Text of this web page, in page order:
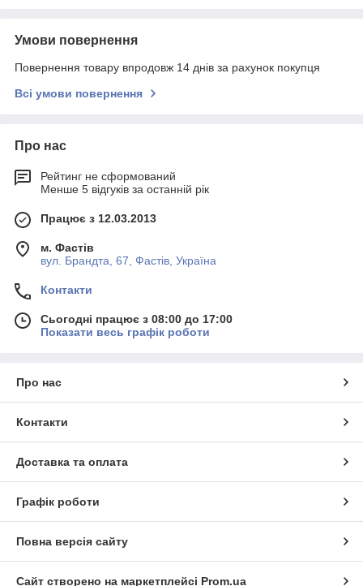
Умови повернення
Повернення товару впродовж 14 днів за рахунок покупця
Всі умови повернення
Про нас
Рейтинг не сформований
Менше 5 відгуків за останній рік
Працює з 12.03.2013
м. Фастів
вул. Брандта, 67, Фастів, Україна
Контакти
Сьогодні працює з 08:00 до 17:00
Показати весь графік роботи
Про нас
Контакти
Доставка та оплата
Графік роботи
Повна версія сайту
Сайт створено на маркетплейсі Prom.ua